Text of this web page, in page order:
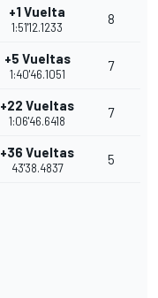
+1 Vuelta
1:51'12.1233
8
+5 Vueltas
1:40'46.1051
7
+22 Vueltas
1:06'46.6418
7
+36 Vueltas
43'38.4837
5